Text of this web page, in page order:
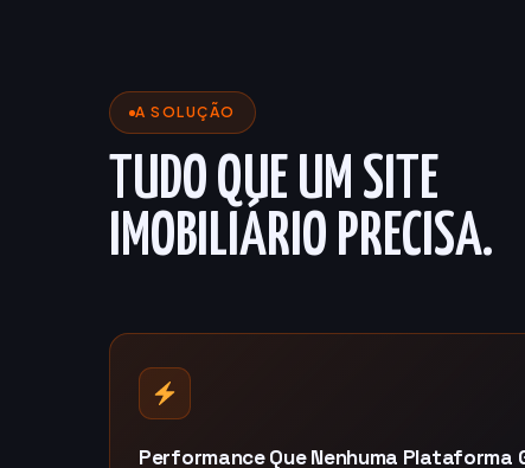
A SOLUÇÃO
TUDO QUE UM SITE
IMOBILIÁRIO PRECISA.
Performance Que Nenhuma Plataforma